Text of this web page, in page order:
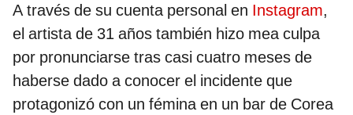
A través de su cuenta personal en Instagram,
el artista de 31 años también hizo mea culpa
por pronunciarse tras casi cuatro meses de
haberse dado a conocer el incidente que
protagonizó con un fémina en un bar de Corea